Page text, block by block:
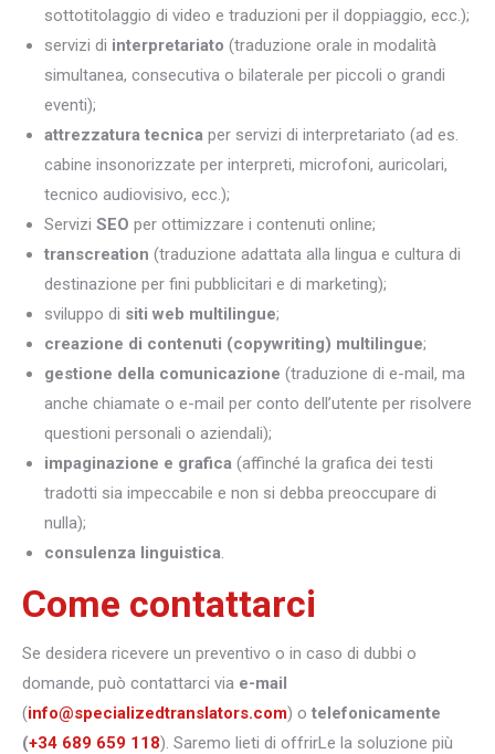
sottotitolaggio di video e traduzioni per il doppiaggio, ecc.);
servizi di interpretariato (traduzione orale in modalità
simultanea, consecutiva o bilaterale per piccoli o grandi
eventi);
attrezzatura tecnica per servizi di interpretariato (ad es.
cabine insonorizzate per interpreti, microfoni, auricolari,
tecnico audiovisivo, ecc.);
Servizi SEO per ottimizzare i contenuti online;
transcreation (traduzione adattata alla lingua e cultura di
destinazione per fini pubblicitari e di marketing);
sviluppo di siti web multilingue;
creazione di contenuti (copywriting) multilingue;
gestione della comunicazione (traduzione di e-mail, ma
anche chiamate o e-mail per conto dell’utente per risolvere
questioni personali o aziendali);
impaginazione e grafica (affinché la grafica dei testi
tradotti sia impeccabile e non si debba preoccupare di
nulla);
consulenza linguistica.
Come contattarci
Se desidera ricevere un preventivo o in caso di dubbi o
domande, può contattarci via e-mail
(info@specializedtranslators.com) o telefonicamente
(+34 689 659 118). Saremo lieti di offrirLe la soluzione più